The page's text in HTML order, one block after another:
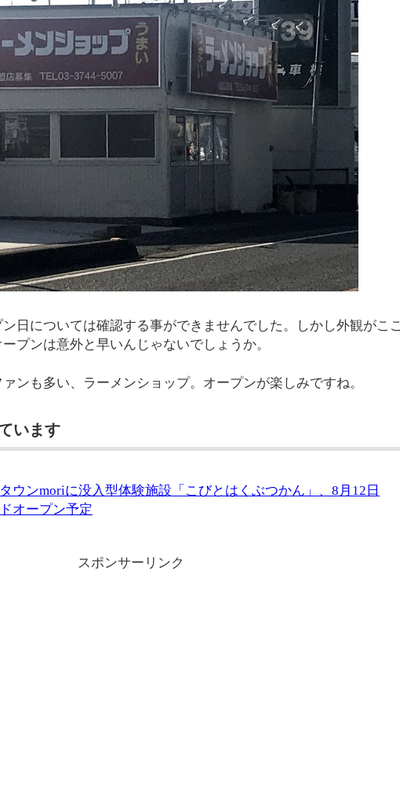
日については確認する事ができませんでした。しかし外観がここ
プンは意外と早いんじゃないでしょうか。
ンも多い、ラーメンショップ。オープンが楽しみですね。
います
ウンmoriに没入型体験施設「こびとはくぶつかん」、8月12日
オープン予定
スポンサーリンク